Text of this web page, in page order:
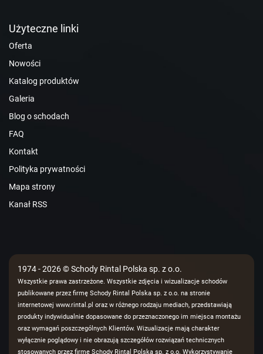
Użyteczne linki
Oferta
Nowości
Katalog produktów
Galeria
Blog o schodach
FAQ
Kontakt
Polityka prywatności
Mapa strony
Kanał RSS
1974 - 2026 © Schody Rintal Polska sp. z o.o.
Wszystkie prawa zastrzeżone. Wszystkie zdjęcia i wizualizacje schodów
publikowane przez firmę Schody Rintal Polska sp. z o.o. na stronie
internetowej www.rintal.pl oraz w różnego rodzaju mediach, przedstawiają
produkty indywidualnie dopasowane do przeznaczonego im miejsca montażu
oraz wymagań poszczególnych Klientów. Wizualizacje mają charakter
wyłącznie poglądowy i nie obrazują szczegółów rozwiązań technicznych
stosowanych przez firmę Schody Rintal Polska sp. z o.o. Wykorzystywanie